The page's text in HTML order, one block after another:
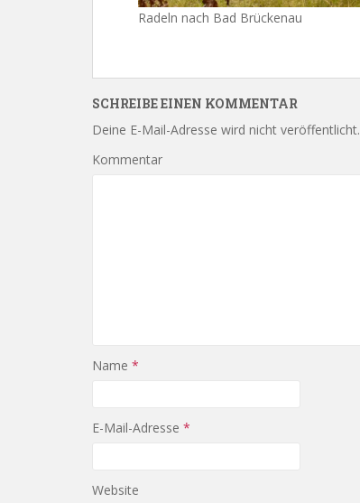
Radeln nach Bad Brückenau
SCHREIBE EINEN KOMMENTAR
Deine E-Mail-Adresse wird nicht veröffentlicht.
Kommentar
Name *
E-Mail-Adresse *
Website